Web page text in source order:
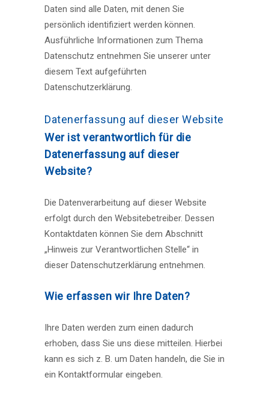
Daten sind alle Daten, mit denen Sie
persönlich identifiziert werden können.
Ausführliche Informationen zum Thema
Datenschutz entnehmen Sie unserer unter
diesem Text aufgeführten
Datenschutzerklärung.
Datenerfassung auf dieser Website
Wer ist verantwortlich für die
Datenerfassung auf dieser
Website?
Die Datenverarbeitung auf dieser Website
erfolgt durch den Websitebetreiber. Dessen
Kontaktdaten können Sie dem Abschnitt
„Hinweis zur Verantwortlichen Stelle“ in
dieser Datenschutzerklärung entnehmen.
Wie erfassen wir Ihre Daten?
Ihre Daten werden zum einen dadurch
erhoben, dass Sie uns diese mitteilen. Hierbei
kann es sich z. B. um Daten handeln, die Sie in
ein Kontaktformular eingeben.